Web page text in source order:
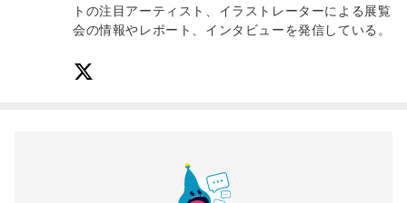
トの注目アーティスト、イラストレーターによる展覧
会の情報やレポート、インタビューを発信している。